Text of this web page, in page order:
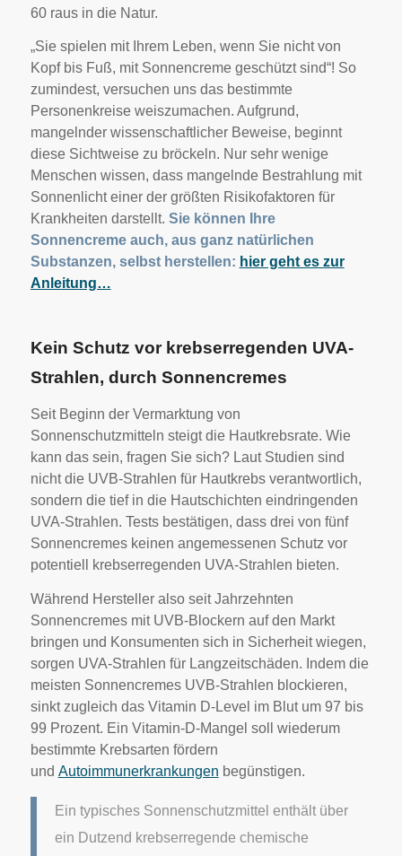
60 raus in die Natur.
„Sie spielen mit Ihrem Leben, wenn Sie nicht von
Kopf bis Fuß, mit Sonnencreme geschützt sind“! So
zumindest, versuchen uns das bestimmte
Personenkreise weiszumachen. Aufgrund,
mangelnder wissenschaftlicher Beweise, beginnt
diese Sichtweise zu bröckeln. Nur sehr wenige
Menschen wissen, dass mangelnde Bestrahlung mit
Sonnenlicht einer der größten Risikofaktoren für
Krankheiten darstellt. Sie können Ihre
Sonnencreme auch, aus ganz natürlichen
Substanzen, selbst herstellen: hier geht es zur
Anleitung…
Kein Schutz vor krebserregenden UVA-
Strahlen, durch Sonnencremes
Seit Beginn der Vermarktung von
Sonnenschutzmitteln steigt die Hautkrebsrate. Wie
kann das sein, fragen Sie sich? Laut Studien sind
nicht die UVB-Strahlen für Hautkrebs verantwortlich,
sondern die tief in die Hautschichten eindringenden
UVA-Strahlen. Tests bestätigen, dass drei von fünf
Sonnencremes keinen angemessenen Schutz vor
potentiell krebserregenden UVA-Strahlen bieten.
Während Hersteller also seit Jahrzehnten
Sonnencremes mit UVB-Blockern auf den Markt
bringen und Konsumenten sich in Sicherheit wiegen,
sorgen UVA-Strahlen für Langzeitschäden. Indem die
meisten Sonnencremes UVB-Strahlen blockieren,
sinkt zugleich das Vitamin D-Level im Blut um 97 bis
99 Prozent. Ein Vitamin-D-Mangel soll wiederum
bestimmte Krebsarten fördern
und Autoimmunerkrankungen begünstigen.
Ein typisches Sonnenschutzmittel enthält über
ein Dutzend krebserregende chemische